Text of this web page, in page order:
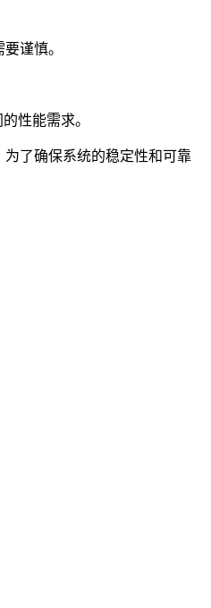
谨慎。
性能需求。
了确保系统的稳定性和可靠